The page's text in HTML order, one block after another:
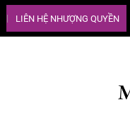
LIÊN HỆ NHƯỢNG QUYỀN